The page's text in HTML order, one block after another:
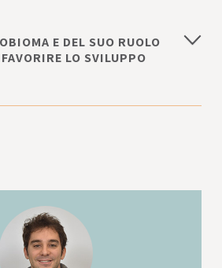
E DEL SUO RUOLO
LO SVILUPPO